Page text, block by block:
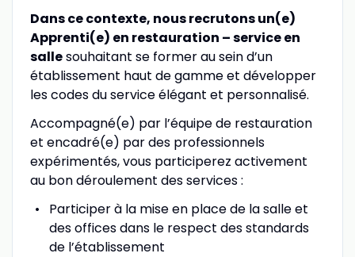
Dans ce contexte, nous recrutons un(e)
Apprenti(e) en restauration – service en
sallesouhaitant se former au sein d’un
établissement haut de gamme et développer
les codes du service élégant et personnalisé.
Accompagné(e) par l’équipe de restauration
et encadré(e) par des professionnels
expérimentés, vous participerez activement
au bon déroulement des services :
Participer à la mise en place de la salle et
des offices dans le respect des standards
de l’établissement